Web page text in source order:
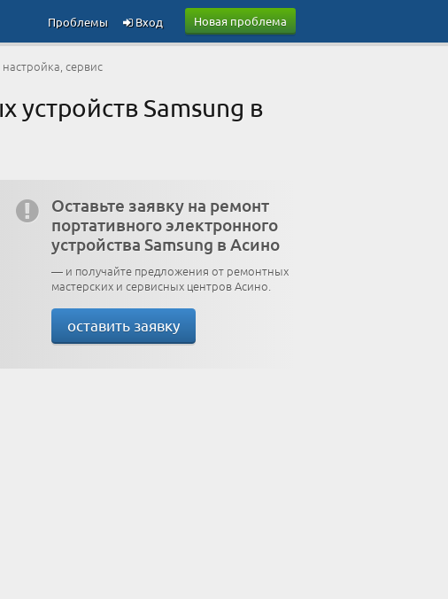
Новая проблема
Вход
Проблемы
сервис
Samsung в
Оставьте заявку на ремонт
портативного электронного
устройства Samsung в Асино
— и получайте предложения от ремонтных
мастерских и сервисных центров Асино.
оставить заявку